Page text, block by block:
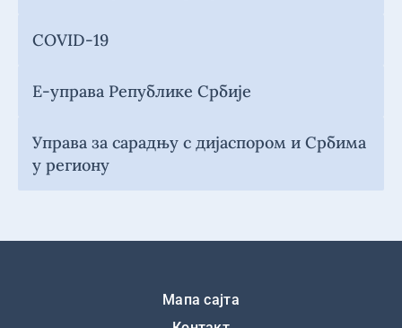
COVID-19
Е-управа Републике Србије
Управа за сарадњу с дијаспором и Србима
у региону
Мапа сајта